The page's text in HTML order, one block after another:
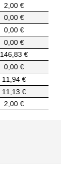
2,00 €
0,00 €
0,00 €
0,00 €
146,83 €
0,00 €
11,94 €
11,13 €
2,00 €